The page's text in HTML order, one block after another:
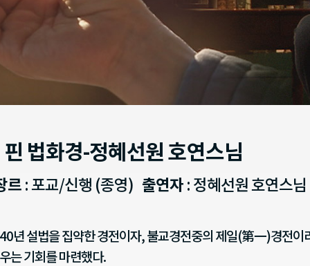
법화경-정혜선원 호연스님
르: 포교/신행 (종영) 출연자: 정혜선원 호연스님
년 설법을 집약한 경전이자, 불교경전중의 제일(第一)경전이
는 기회를 마련했다.